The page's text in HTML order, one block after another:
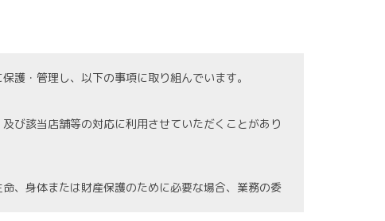
護・管理し、以下の事項に取り組んでいます。
び該当店舗等の対応に利用させていただくことがあり
、身体または財産保護のために必要な場合、業務の委